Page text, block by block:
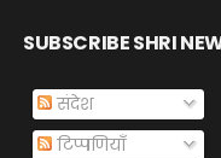
SUBSCRIBE SHRI
संदेश
टिप्पणियाँ